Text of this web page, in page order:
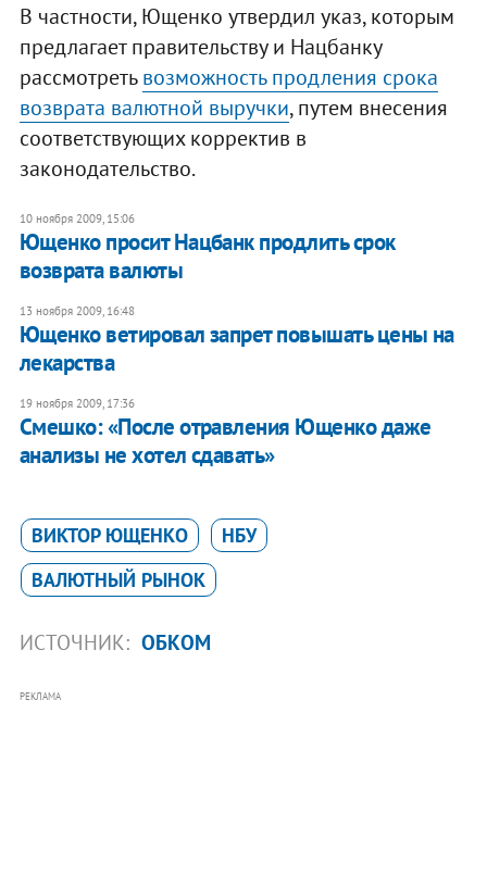
В частности, Ющенко утвердил указ, которым
предлагает правительству и Нацбанку
рассмотретьвозможность продления срока
возврата валютной выручки, путем внесения
соответствующих корректив в
законодательство.
10 ноября 2009, 15:06
Ющенко просит Нацбанк продлить срок
возврата валюты
13 ноября 2009, 16:48
Ющенко ветировал запрет повышать цены на
лекарства
19 ноября 2009, 17:36
Смешко: «После отравления Ющенко даже
анализы не хотел сдавать»
ВИКТОР ЮЩЕНКО
НБУ
ВАЛЮТНЫЙ РЫНОК
ИСТОЧНИК: ОБКОМ
РЕКЛАМА